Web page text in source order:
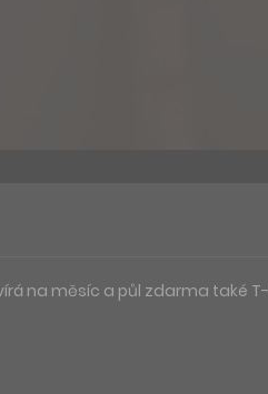
na měsíc a půl zdarma také